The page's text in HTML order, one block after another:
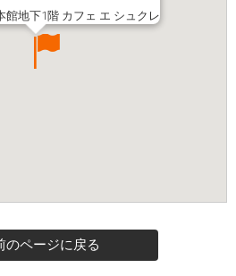
館地下1階 カフェ エ シュクレ
のページに戻る